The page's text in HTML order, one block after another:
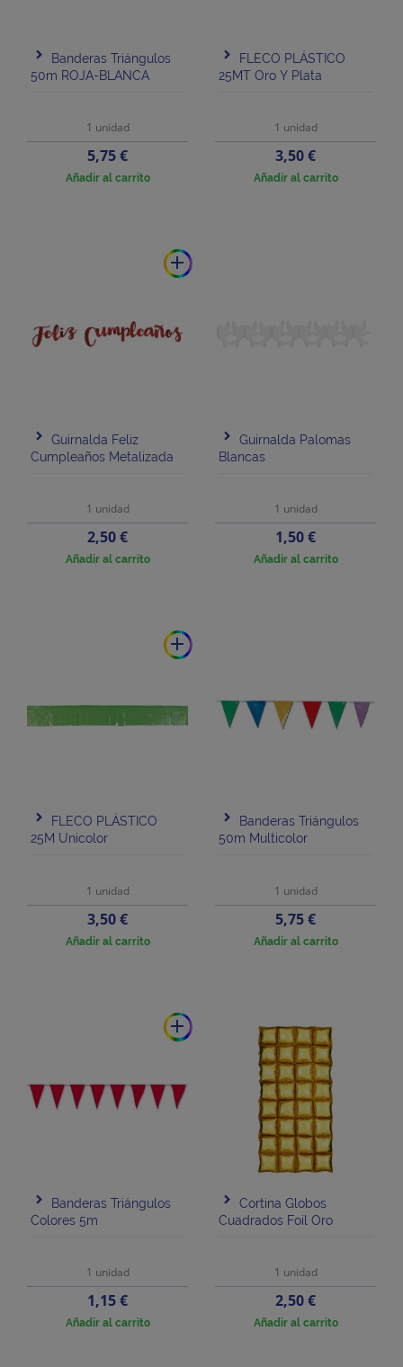
Banderas Triángulos
50m ROJA-BLANCA
1 unidad
Precio
5,75 €
Añadir al carrito
FLECO PLÁSTICO
25MT Oro Y Plata
1 unidad
Precio
3,50 €
Añadir al carrito
add
Guirnalda Feliz
Cumpleaños Metalizada
1 unidad
Precio
2,50 €
Añadir al carrito
Guirnalda Palomas
Blancas
1 unidad
Precio
1,50 €
Añadir al carrito
add
FLECO PLÁSTICO
25M Unicolor
1 unidad
Precio
3,50 €
Añadir al carrito
Banderas Triángulos
50m Multicolor
1 unidad
Precio
5,75 €
Añadir al carrito
add
Banderas Triángulos
Colores 5m
1 unidad
Precio
1,15 €
Añadir al carrito
Cortina Globos
Cuadrados Foil Oro
1 unidad
Precio
2,50 €
Añadir al carrito